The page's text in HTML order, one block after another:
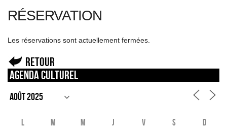
RÉSERVATION
Les réservations sont actuellement fermées.
Retour
Agenda culturel
L M M J V S D